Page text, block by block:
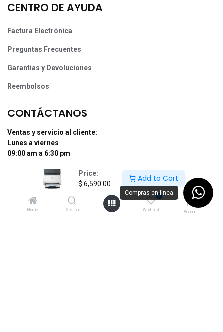
Price:
$ 6,590.00
Add to Cart
Home Search
0
Wishlist Account
CENTRO DE AYUDA
Factura Electrónica
Preguntas Frecuentes
Garantías y Devoluciones
Reembolsos
CONTÁCTANOS
Ventas y servicio al cliente:
Lunes a viernes
09:00 am a 6:30 pm
de 09:00 am a 04:00 pm
Tel: (55) 50255181 Ext. 800 y 812
Whatsapp +52 56 10704437
Compras en línea